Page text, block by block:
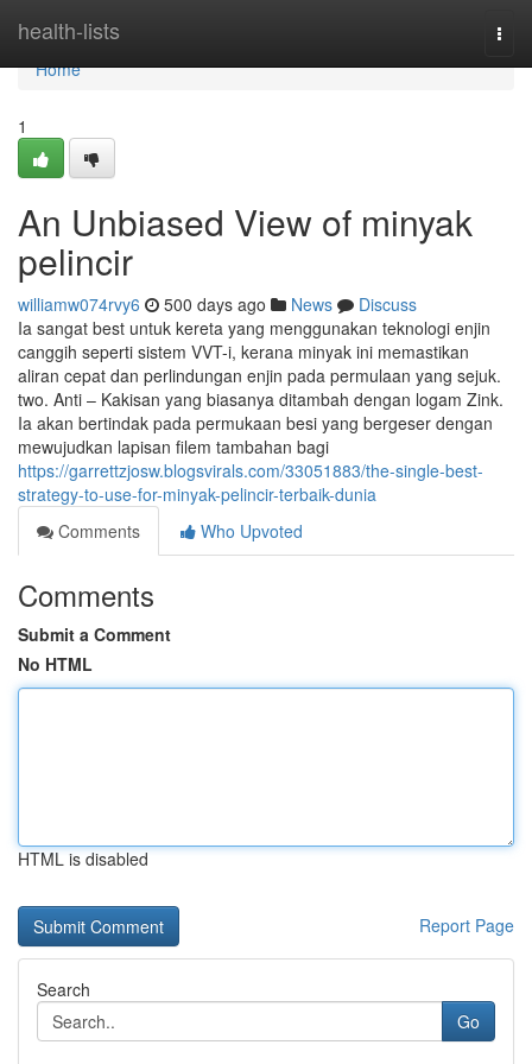
health-lists
Home
Home
1
An Unbiased View of minyak
pelincir
williamw074rvy6 500 days ago News
Discuss
Ia sangat best untuk kereta yang menggunakan teknologi enjin
canggih seperti sistem VVT-i, kerana minyak ini memastikan
aliran cepat dan perlindungan enjin pada permulaan yang sejuk​​.
two. Anti – Kakisan yang biasanya ditambah dengan logam Zink.
Ia akan bertindak pada permukaan besi yang bergeser dengan
mewujudkan lapisan filem tambahan bagi
https://garrettzjosw.blogsvirals.com/33051883/the-single-best-
strategy-to-use-for-minyak-pelincir-terbaik-dunia
Comments
Who Upvoted
Comments
Submit a Comment
No HTML
HTML is disabled
Report Page
Search
Go